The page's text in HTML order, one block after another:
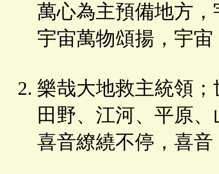
萬心為主預備地方
宇宙萬物頌揚，宇
樂哉大地救主統領
田野、江河、平原
喜音繚繞不停，喜